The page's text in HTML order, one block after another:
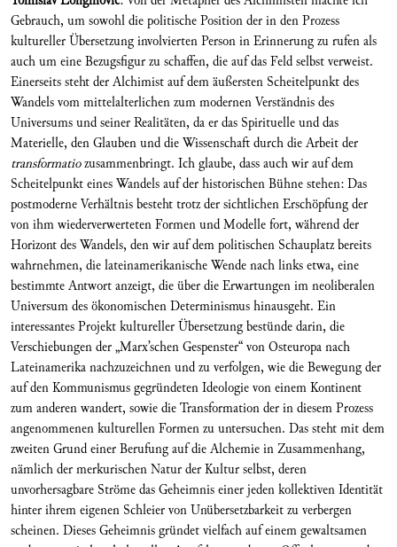
Gebrauch, um sowohl die politische Position der in den Prozess
kultureller Übersetzung involvierten Person in Erinnerung zu rufen als
auch um eine Bezugsfigur zu schaffen, die auf das Feld selbst verweist.
Einerseits steht der Alchimist auf dem äußersten Scheitelpunkt des
Wandels vom mittelalterlichen zum modernen Verständnis des
Universums und seiner Realitäten, da er das Spirituelle und das
Materielle, den Glauben und die Wissenschaft durch die Arbeit der
transformatiozusammenbringt. Ich glaube, dass auch wir auf dem
Scheitelpunkt eines Wandels auf der historischen Bühne stehen: Das
postmoderne Verhältnis besteht trotz der sichtlichen Erschöpfung der
von ihm wiederverwerteten Formen und Modelle fort, während der
Horizont des Wandels, den wir auf dem politischen Schauplatz bereits
wahrnehmen, die lateinamerikanische Wende nach links etwa, eine
bestimmte Antwort anzeigt, die über die Erwartungen im neoliberalen
Universum des ökonomischen Determinismus hinausgeht. Ein
interessantes Projekt kultureller Übersetzung bestünde darin, die
Verschiebungen der „Marx’schen Gespenster“ von Osteuropa nach
Lateinamerika nachzuzeichnen und zu verfolgen, wie die Bewegung der
auf den Kommunismus gegründeten Ideologie von einem Kontinent
zum anderen wandert, sowie die Transformation der in diesem Prozess
angenommenen kulturellen Formen zu untersuchen. Das steht mit dem
zweiten Grund einer Berufung auf die Alchemie in Zusammenhang,
nämlich der merkurischen Natur der Kultur selbst, deren
unvorhersagbare Ströme das Geheimnis einer jeden kollektiven Identität
hinter ihrem eigenen Schleier von Unübersetzbarkeit zu verbergen
scheinen. Dieses Geheimnis gründet vielfach auf einem gewaltsamen